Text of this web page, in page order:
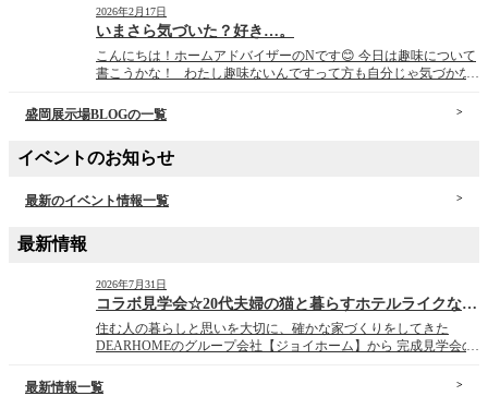
から一部の界隈で思いをはせる方が多い場所は岩洞湖です。 本
州一寒い盛岡市薮川の氷上ワカサ […]
2026年2月17日
いまさら気づいた？好き…。
こんにちは！ホームアドバイザーのNです😊 今日は趣味について
書こうかな！ わたし趣味ないんですって方も自分じゃ気づかな
ケボー・スノボー・雪板・キャンプ・旅行… いや、多い多い。ほ
んっとーに多趣味！ あきれるくらい(笑) […]
盛岡展示場BLOGの一覧
イベントのお知らせ
最新のイベント情報一覧
最新情報
2026年7月31日
コラボ見学会☆20代夫婦の猫と暮らすホテルライクな家☆
住む人の暮らしと思いを大切に、確かな家づくりをしてきた
DEARHOMEのグループ会社【ジョイホーム】から 完成見学会の
～* ～*～*～*～*～*～*～*～*～*～*～*～*～*～*～* 20 […]
最新情報一覧